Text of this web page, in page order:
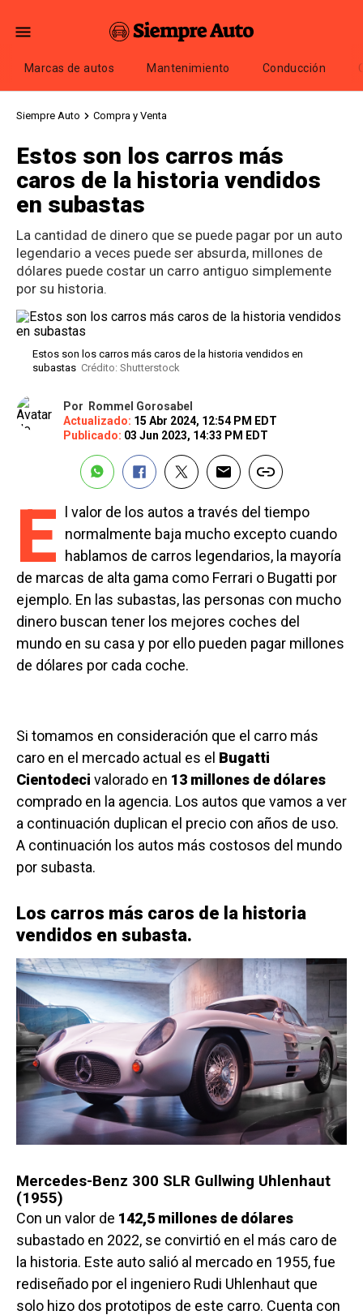
Marcas de autos Mantenimiento Conducción
Siempre Auto Compra y Venta
Estos son los carros más
caros de la historia vendidos
en subastas
La cantidad de dinero que se puede pagar por un auto
legendario a veces puede ser absurda, millones de
dólares puede costar un carro antiguo simplemente
por su historia.
Estos son los carros más caros de la historia vendidos en
subastas Crédito: Shutterstock
Por
Rommel Gorosabel
Actualizado: 15 Abr 2024, 12:54 PM EDT
Publicado: 03 Jun 2023, 14:33 PM EDT
E
l valor de los autos a través del tiempo
normalmente baja mucho excepto cuando
hablamos de carros legendarios, la mayoría
de marcas de alta gama como Ferrari o Bugatti por
ejemplo. En las subastas, las personas con mucho
dinero buscan tener los mejores coches del
mundo en su casa y por ello pueden pagar millones
de dólares por cada coche.
Si tomamos en consideración que el carro más
caro en el mercado actual es el Bugatti
Cientodeci valorado en 13 millones de dólares
comprado en la agencia. Los autos que vamos a ver
a continuación duplican el precio con años de uso.
A continuación los autos más costosos del mundo
por subasta.
Los carros más caros de la historia
vendidos en subasta.
Mercedes-Benz 300 SLR Gullwing Uhlenhaut
(1955)
Con un valor de 142,5 millones de dólares
subastado en 2022, se convirtió en el más caro de
la historia. Este auto salió al mercado en 1955, fue
rediseñado por el ingeniero Rudi Uhlenhaut que
solo hizo dos prototipos de este carro. Cuenta con